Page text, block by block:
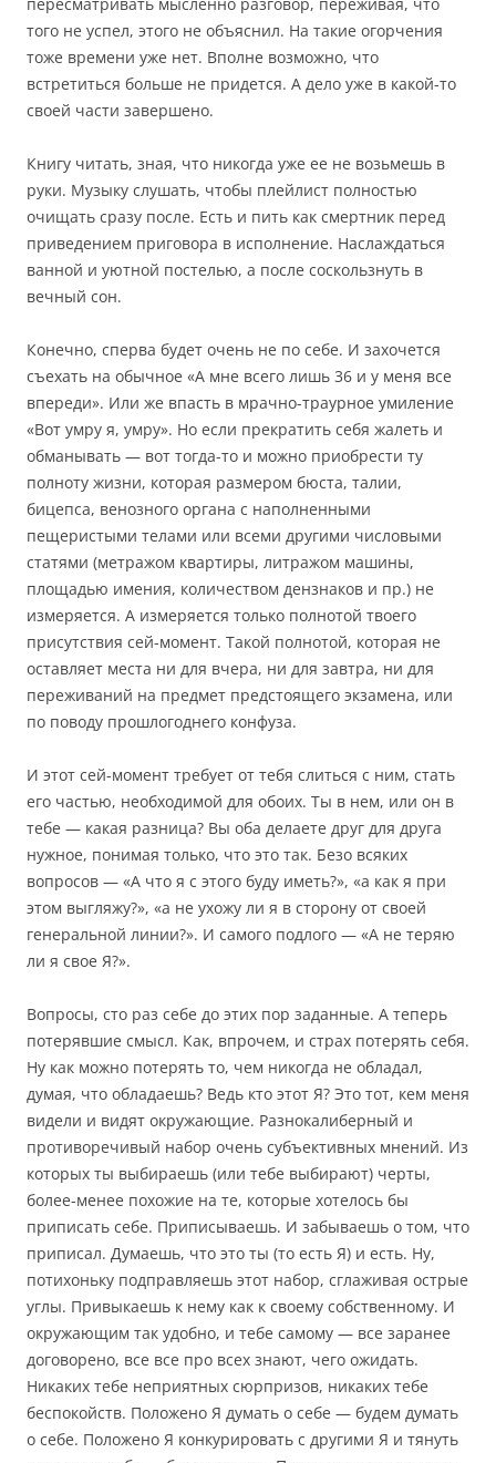
того не успел, этого не объяснил. На такие огорчения
тоже времени уже нет. Вполне возможно, что
встретиться больше не придется. А дело уже в какой-то
своей части завершено.
Книгу читать, зная, что никогда уже ее не возьмешь в
руки. Музыку слушать, чтобы плейлист полностью
очищать сразу после. Есть и пить как смертник перед
приведением приговора в исполнение. Наслаждаться
ванной и уютной постелью, а после соскользнуть в
вечный сон.
Конечно, сперва будет очень не по себе. И захочется
съехать на обычное «А мне всего лишь 36 и у меня все
впереди». Или же впасть в мрачно-траурное умиление
«Вот умру я, умру». Но если прекратить себя жалеть и
обманывать — вот тогда-то и можно приобрести ту
полноту жизни, которая размером бюста, талии,
бицепса, венозного органа с наполненными
пещеристыми телами или всеми другими числовыми
статями (метражом квартиры, литражом машины,
площадью имения, количеством дензнаков и пр.) не
измеряется. А измеряется только полнотой твоего
присутствия сей-момент. Такой полнотой, которая не
оставляет места ни для вчера, ни для завтра, ни для
переживаний на предмет предстоящего экзамена, или
по поводу прошлогоднего конфуза.
И этот сей-момент требует от тебя слиться с ним, стать
его частью, необходимой для обоих. Ты в нем, или он в
тебе — какая разница? Вы оба делаете друг для друга
нужное, понимая только, что это так. Безо всяких
вопросов — «А что я с этого буду иметь?», «а как я при
этом выгляжу?», «а не ухожу ли я в сторону от своей
генеральной линии?». И самого подлого — «А не теряю
ли я свое Я?».
Вопросы, сто раз себе до этих пор заданные. А теперь
потерявшие смысл. Как, впрочем, и страх потерять себя.
Ну как можно потерять то, чем никогда не обладал,
думая, что обладаешь? Ведь кто этот Я? Это тот, кем меня
видели и видят окружающие. Разнокалиберный и
противоречивый набор очень субъективных мнений. Из
которых ты выбираешь (или тебе выбирают) черты,
более-менее похожие на те, которые хотелось бы
приписать себе. Приписываешь. И забываешь о том, что
приписал. Думаешь, что это ты (то есть Я) и есть. Ну,
потихоньку подправляешь этот набор, сглаживая острые
углы. Привыкаешь к нему как к своему собственному. И
окружающим так удобно, и тебе самому — все заранее
договорено, все все про всех знают, чего ожидать.
Никаких тебе неприятных сюрпризов, никаких тебе
беспокойств. Положено Я думать о себе — будем думать
о себе. Положено Я конкурировать с другими Я и тянуть